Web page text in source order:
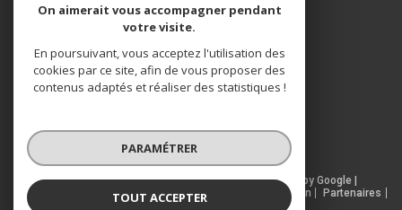
Nous
adhérons
© 2026 | Tous droits réservés | Traduction powered by Google |
Nos honoraires
Plan du site Mentions légales Admin
Partenaires
Politique RGPD
On aimerait vous accompagner pendant
votre visite.
En poursuivant, vous acceptez l'utilisation des
cookies par ce site, afin de vous proposer des
contenus adaptés et réaliser des statistiques !
PARAMÉTRER
TOUT ACCEPTER